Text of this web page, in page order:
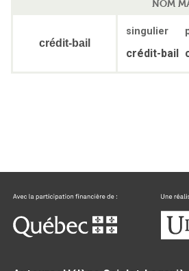
NOM
crédit-bail
singulier
crédit-bail